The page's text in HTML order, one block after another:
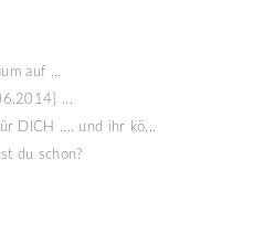
auf ...
...
DICH .... und ihr kö...
du schon?